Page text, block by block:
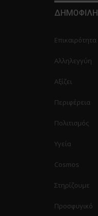
ΔΗΜΟΦΙΛΗ
Επικαιρότητα
Αλληλεγγύη
Αξίζει
Περιφέρεια
Πολιτισμός
Υγεία
Cosmos
Στηρίζουμε
Προσφυγικό